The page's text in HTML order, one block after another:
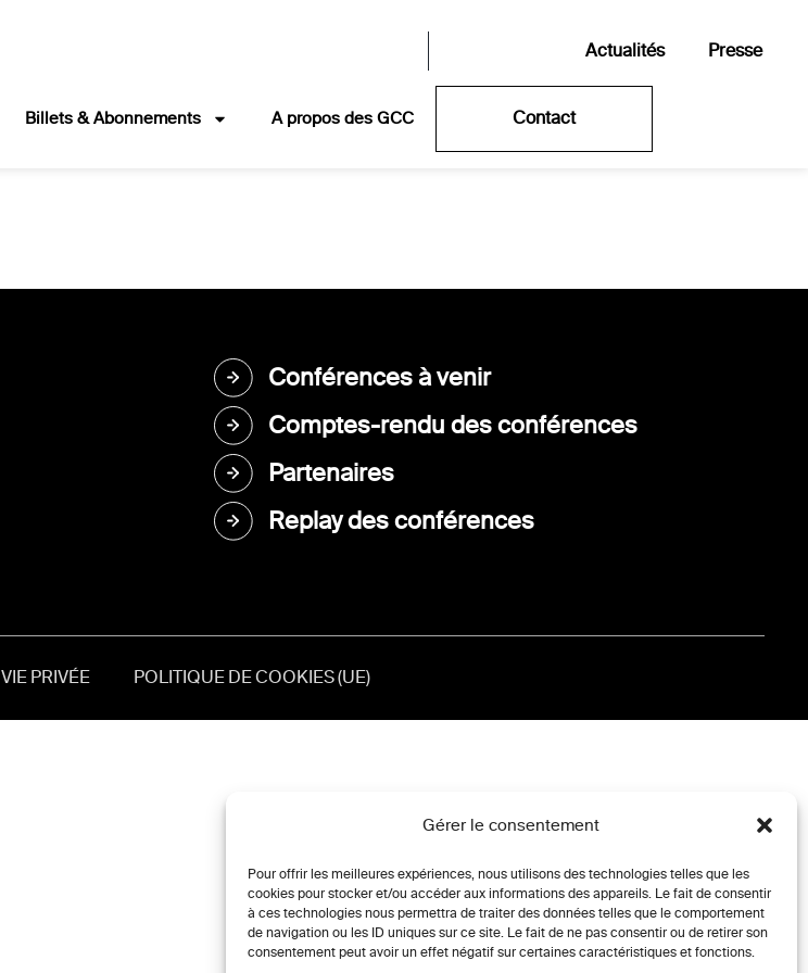
Gérer le consentement
Pour offrir les meilleures expériences, nous utilisons des technologies telles que les
cookies pour stocker et/ou accéder aux informations des appareils. Le fait de consentir
à ces technologies nous permettra de traiter des données telles que le comportement
de navigation ou les ID uniques sur ce site. Le fait de ne pas consentir ou de retirer son
consentement peut avoir un effet négatif sur certaines caractéristiques et fonctions.
Actualités Presse
Billets & Abonnements A propos des GCC Contact
Conférences à venir
Comptes-rendu des conférences
Partenaires
Replay des conférences
VIE PRIVÉE POLITIQUE DE COOKIES (UE)